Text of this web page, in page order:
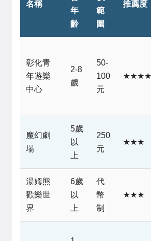
名稱
年
齡
範
圍
推薦度
彰化青
年遊樂
中心
2-8
歲
50-
100
元
★★★★
魔幻劇
場
5歲
以
上
250
元
★★★
湯姆熊
歡樂世
界
6歲
以
上
代
幣
制
★★★